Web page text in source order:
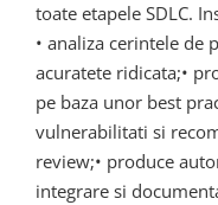
toate etapele SDLC.
• analiza cerintele de
acuratete ridicata;•
pe baza unor best
vulnerabilitati si
review;• produce
integrare si